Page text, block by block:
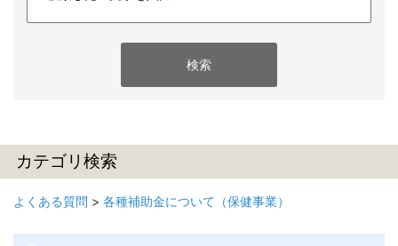
検索
カテゴリ検索
よくある質問 > 各種補助金について（保健事業）